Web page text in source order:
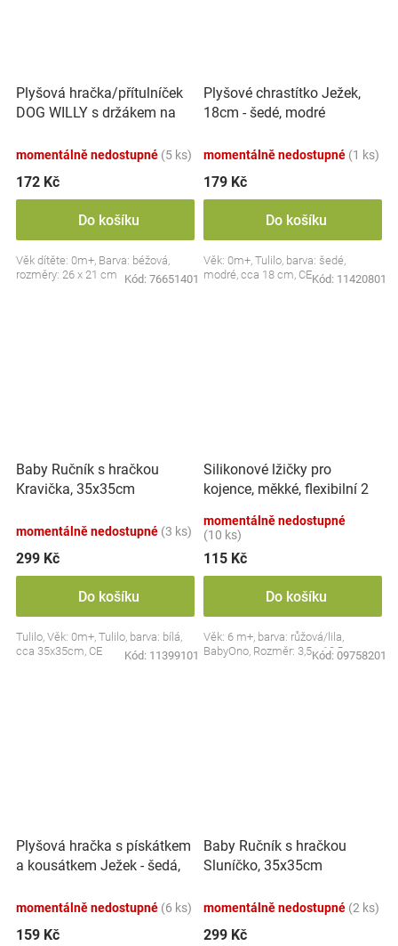
Plyšová hračka/přítulníček
DOG WILLY s držákem na
momentálně nedostupné (5 ks)
172 Kč
Do košíku
Věk dítěte: 0m+, Barva: béžová,
rozměry: 26 x 21 cm
Kód: 76651401
Plyšové chrastítko Ježek,
18cm - šedé, modré
momentálně nedostupné (1 ks)
179 Kč
Do košíku
Věk: 0m+, Tulilo, barva: šedé,
modré, cca 18 cm, CEKód: 11420801
Baby Ručník s hračkou
Kravička, 35x35cm
momentálně nedostupné (3 ks)
299 Kč
Do košíku
Tulilo, Věk: 0m+, Tulilo, barva: bílá,
cca 35x35cm, CE
Kód: 11399101
Silikonové lžičky pro
kojence, měkké, flexibilní 2
momentálně nedostupné
(10 ks)
115 Kč
Do košíku
Věk: 6 m+, barva: růžová/lila,
BabyOno, Rozměr: 3,5 x 10,5 cm
Kód: 09758201
Plyšová hračka s pískátkem
a kousátkem Ježek - šedá,
momentálně nedostupné (6 ks)
159 Kč
Baby Ručník s hračkou
Sluníčko, 35x35cm
momentálně nedostupné (2 ks)
299 Kč